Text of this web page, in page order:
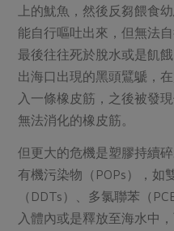
上的魷魚，然後反芻餵食
能自行嘔吐出來，但無法
最後往往死於脫水或是飢
出海口出現的黑頭鷿鷈，
入一條橡皮筋，之後被發
無法消化的橡皮筋。
但更大的危機是塑膠持續
有機污染物（POPs），如
（DDTs）、多氯聯苯（
入體內或是釋放至海水中